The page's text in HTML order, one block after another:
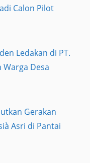
Calon Pilot
Ledakan di PT.
Desa
Gerakan
Asri di Pantai